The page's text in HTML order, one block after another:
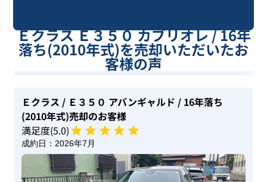
Ｅクラス Ｅ３５０ カブリオレ / 16年
落ち(2010年式)を売却いただいたお
客様の声
Ｅクラス / Ｅ３５０ アバンギャルド / 16年落ち
(2010年式)売却のお客様
満足度(5.0)
成約日： 2026年7月